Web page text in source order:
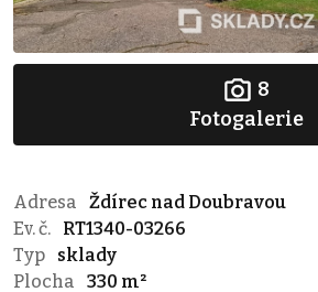
8
Fotogalerie
Adresa
Ždírec nad Doubravou
Ev. č.
RT1340-03266
Typ
sklady
Plocha
330 m²